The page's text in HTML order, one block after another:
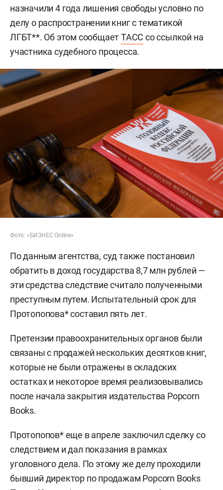
назначили 4 года лишения свободы условно по
делу о распространении книг с тематикой
ЛГБТ**. Об этом сообщаетТАСС со ссылкой на
участника судебного процесса.
Фото: «БИЗНЕС Online»
По данным агентства, суд также постановил
обратить в доход государства 8,7 млн рублей —
эти средства следствие считало полученными
преступным путем. Испытательный срок для
Протопопова* составил пять лет.
Претензии правоохранительных органов были
связаны с продажей нескольких десятков книг,
которые не были отражены в складских
остатках и некоторое время реализовывались
после начала закрытия издательства Popcorn
Books.
Протопопов* еще в апреле заключил сделку со
следствием и дал показания в рамках
уголовного дела. По этому же делу проходили
бывший директор по продажам Popcorn Books